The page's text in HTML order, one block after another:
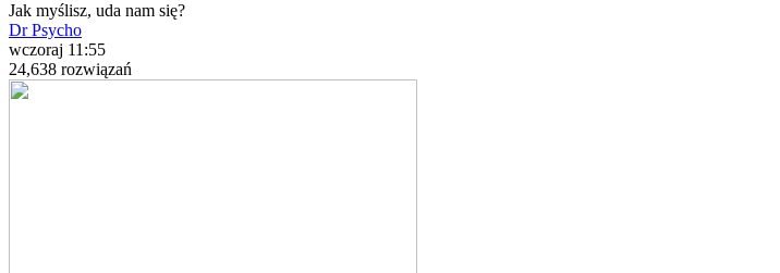
Jak myślisz, uda nam się?
Dr Psycho
wczoraj 11:55
24,638 rozwiązań